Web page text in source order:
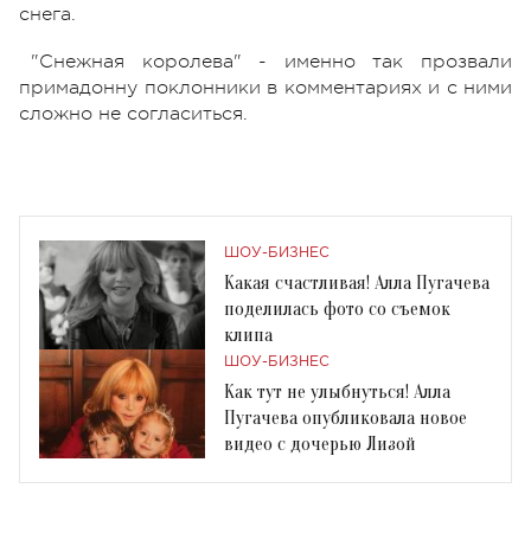
снега.
"Снежная королева" - именно так прозвали
примадонну поклонники в комментариях и с ними
сложно не согласиться.
ШОУ-БИЗНЕС
Какая счастливая! Алла Пугачева
поделилась фото со съемок
клипа
ШОУ-БИЗНЕС
Как тут не улыбнуться! Алла
Пугачева опубликовала новое
видео с дочерью Лизой